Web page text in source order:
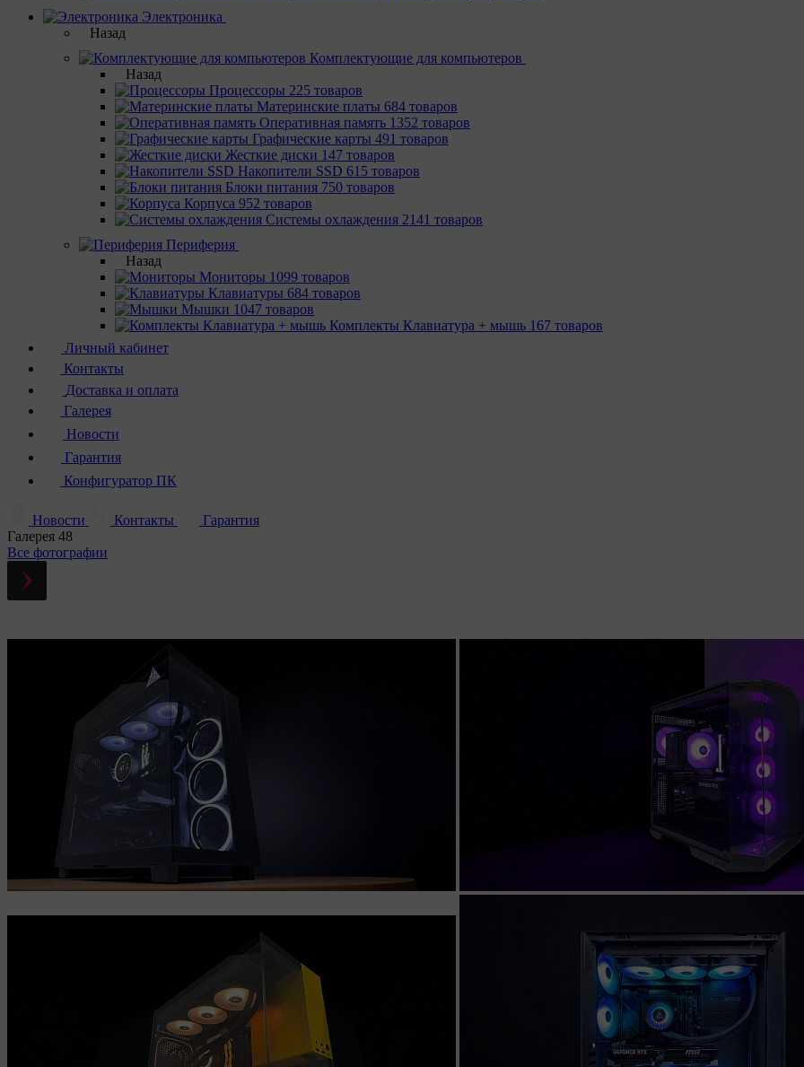
Электроника
Назад
Комплектующие для компьютеров
Назад
Процессоры 225 товаров
Материнcкие платы 684 товаров
Оперативная память 1352 товаров
Графические карты 491 товаров
Жесткие диски 147 товаров
Накопители SSD 615 товаров
Блоки питания 750 товаров
Корпуса 952 товаров
Системы охлаждения 2141 товаров
Периферия
Назад
Мониторы 1099 товаров
Клавиатуры 684 товаров
Мышки 1047 товаров
Комплекты Клавиатура + мышь 167 товаров
Личный кабинет
Контакты
Доставка и оплата
Галерея
Новости
Гарантия
Конфигуратор ПК
Новости Контакты
Гарантия
Галерея 48
Все фотографии